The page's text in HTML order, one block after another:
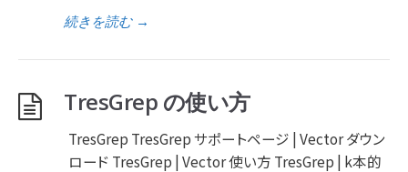
続きを読む→
TresGrep の使い方
TresGrep TresGrep サポートページ | Vector ダウン
ロード TresGrep | Vector 使い方 TresGrep | k本的